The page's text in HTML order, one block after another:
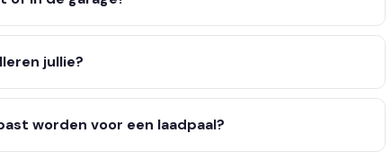
jullie?
worden voor een laadpaal?